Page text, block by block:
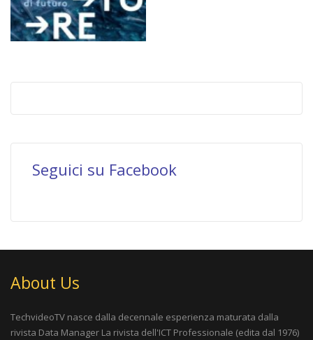
Seguici su Facebook
About Us
TechvideoTV nasce dalla decennale esperienza maturata dalla
rivista Data Manager La rivista dell'ICT Professionale (edita dal 1976)